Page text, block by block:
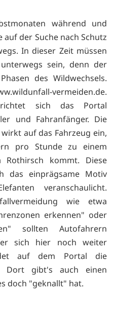
während und
der Suche nach Schutz
In dieser Zeit müssen
sein, denn der
des Wildwechsels.
vermeiden.de.
sich das Portal
und Fahranfänger. Die
auf das Fahrzeug ein,
pro Stunde zu einem
Rothirsch kommt. Diese
das einprägsame Motiv
veranschaulicht.
wie etwa
erkennen" oder
sollten Autofahrern
sich hier noch weiter
auf dem Portal die
Dort gibt's auch einen
doch "geknallt" hat.